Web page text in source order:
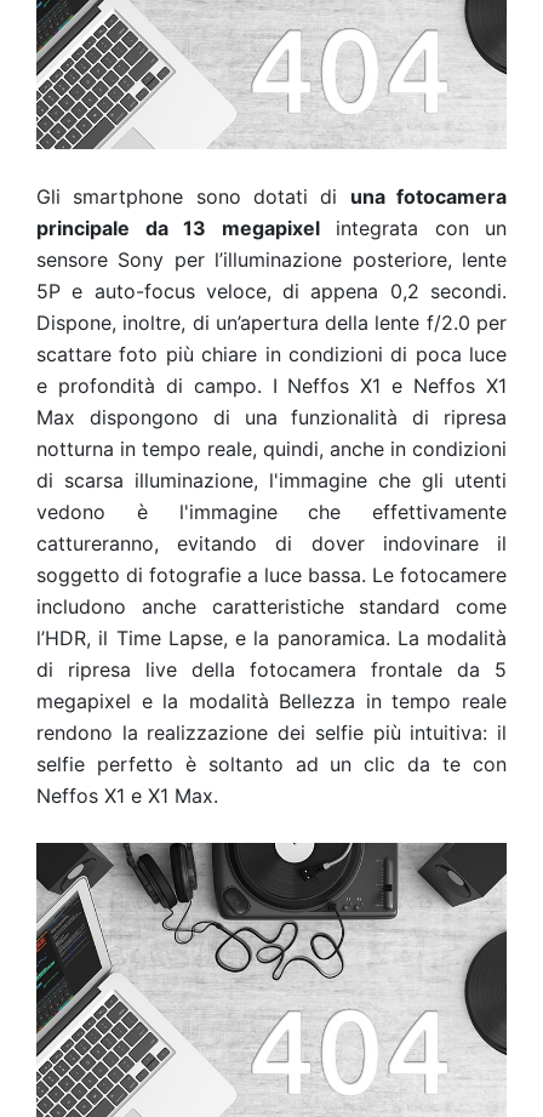
Gli smartphone sono dotati di una fotocamera
principale da 13 megapixelintegrata con un
sensore Sony per l’illuminazione posteriore, lente
5P e auto-focus veloce, di appena 0,2 secondi.
Dispone, inoltre, di un’apertura della lente f/2.0 per
scattare foto più chiare in condizioni di poca luce
e profondità di campo. I Neffos X1 e Neffos X1
Max dispongono di una funzionalità di ripresa
notturna in tempo reale, quindi, anche in condizioni
di scarsa illuminazione, l'immagine che gli utenti
vedono è l'immagine che effettivamente
cattureranno, evitando di dover indovinare il
soggetto di fotografie a luce bassa. Le fotocamere
includono anche caratteristiche standard come
l’HDR, il Time Lapse, e la panoramica. La modalità
di ripresa live della fotocamera frontale da 5
megapixel e la modalità Bellezza in tempo reale
rendono la realizzazione dei selfie più intuitiva: il
selfie perfetto è soltanto ad un clic da te con
Neffos X1 e X1 Max.